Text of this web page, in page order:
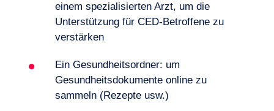
einem spezialisierten Arzt, um die
Unterstützung für CED-Betroffene zu
verstärken
Ein Gesundheitsordner: um
Gesundheitsdokumente online zu
sammeln (Rezepte usw.)